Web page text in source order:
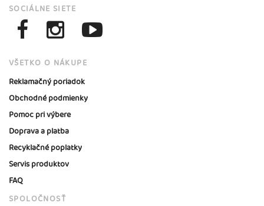
SOCIÁLNE SIETE
VŠETKO O NÁKUPE
Reklamačný poriadok
Obchodné podmienky
Pomoc pri výbere
Doprava a platba
Recyklačné poplatky
Servis produktov
FAQ
SPOLOČNOSŤ